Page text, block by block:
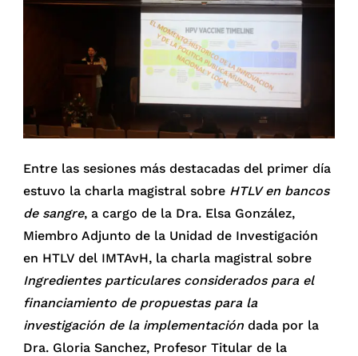
Entre las sesiones más destacadas del primer día
estuvo la charla magistral sobre HTLV en bancos
de sangre, a cargo de la Dra. Elsa González,
Miembro Adjunto de la Unidad de Investigación
en HTLV del IMTAvH, la charla magistral sobre
Ingredientes particulares considerados para el
financiamiento de propuestas para la
investigación de la implementación dada por la
Dra. Gloria Sanchez, Profesor Titular de la